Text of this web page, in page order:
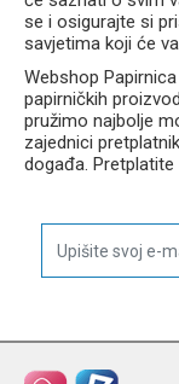
se i osigurajte si
savjetima koji će
Webshop
papirničkih
pružimo najbolje
zajednici
događa.